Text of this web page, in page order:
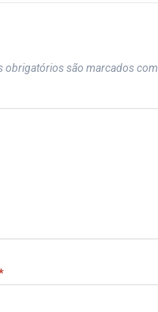
obrigatórios são marcados com